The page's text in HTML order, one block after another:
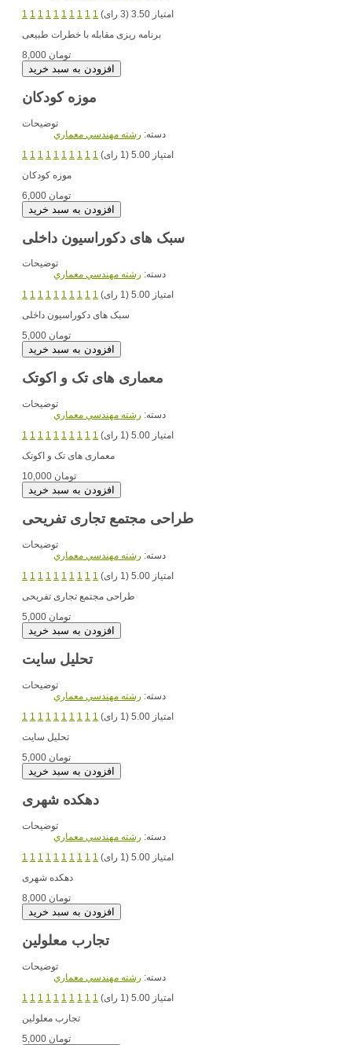
1 1 1 1 1 1 1 1 1 1
امتیاز 3.50 (3 رای)
برنامه ریزی مقابله با خطرات طبیعی
8,000 تومان
موزه کودکان
توضیحات
دسته: رشته مهندسي معماري
1 1 1 1 1 1 1 1 1 1
امتیاز 5.00 (1 رای)
6,000 تومان
سبک های دکوراسیون داخلی
توضیحات
دسته: رشته مهندسي معماري
1 1 1 1 1 1 1 1 1 1
امتیاز 5.00 (1 رای)
5,000 تومان
معماری های تک و اکوتک
توضیحات
دسته: رشته مهندسي معماري
1 1 1 1 1 1 1 1 1 1
امتیاز 5.00 (1 رای)
معماری های تک و اکوتک
10,000 تومان
طراحی مجتمع تجاری تفریحی
توضیحات
دسته: رشته مهندسي معماري
1 1 1 1 1 1 1 1 1 1
امتیاز 5.00 (1 رای)
طراحی مجتمع تجاری تفریحی
5,000 تومان
تحلیل سایت
توضیحات
دسته: رشته مهندسي معماري
1 1 1 1 1 1 1 1 1 1
امتیاز 5.00 (1 رای)
5,000 تومان
دهکده شهری
توضیحات
دسته: رشته مهندسي معماري
1 1 1 1 1 1 1 1 1 1
امتیاز 5.00 (1 رای)
8,000 تومان
تجارب معلولین
توضیحات
دسته: رشته مهندسي معماري
1 1 1 1 1 1 1 1 1 1
امتیاز 5.00 (1 رای)
5,000 تومان